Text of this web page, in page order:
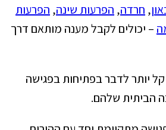
, חרדה, הפרעות שינה, הפרעות
– יכולים לקבל מענה מותאם דרך
יותר לדבר בפתיחות בפגישה
הביתית שלהם.